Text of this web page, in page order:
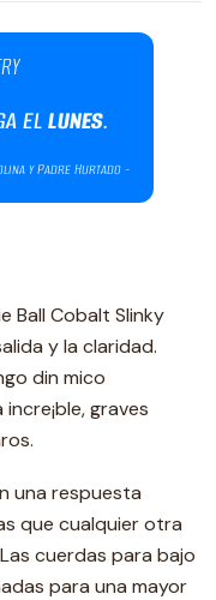
Ball Cobalt Slinky
y la claridad.
din mico
graves
una respuesta
que cualquier otra
cuerdas para bajo
para una mayor